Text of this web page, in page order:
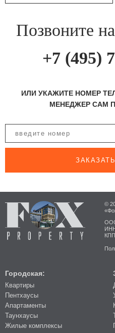
Позвоните
+7 (495)
ИЛИ УКАЖИТЕ НОМЕР
МЕНЕДЖЕР САМ
©
Городская:
Квартиры
Пентхаусы
Апартаменты
Таунхаусы
Жилые комплексы